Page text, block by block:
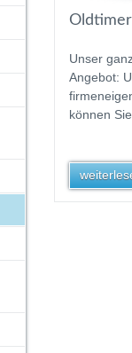
Unser
Angebot:
können